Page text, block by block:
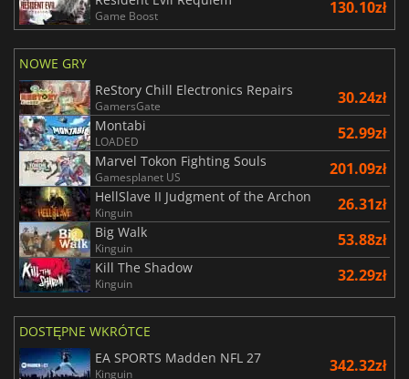
Game Boost 130.10zł
NOWE GRY
ReStory Chill Electronics Repairs
GamersGate 30.24zł
Montabi
LOADED 52.99zł
Marvel Tokon Fighting Souls
Gamesplanet US 201.09zł
HellSlave II Judgment of the Archon
Kinguin 26.31zł
Big Walk
Kinguin 53.88zł
Kill The Shadow
Kinguin 32.29zł
DOSTĘPNE WKRÓTCE
EA SPORTS Madden NFL 27
Kinguin 342.32zł